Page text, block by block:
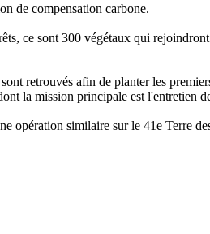
de compensation carbone.
ce sont 300 végétaux qui
retrouvés afin de planter les
la mission principale est l'entretien
opération similaire sur le 41e Terre